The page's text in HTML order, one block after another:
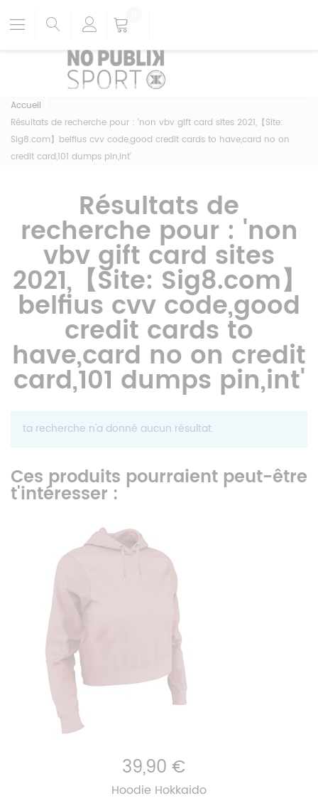
Accueil
Résultats de recherche pour : 'non vbv gift card sites 2021,【Site:
Sig8.com】belfius cvv code,good credit cards to have,card no on
credit card,101 dumps pin,int'
Résultats de
recherche pour : 'non
vbv gift card sites
2021,【Site: Sig8.com】
belfius cvv code,good
credit cards to
have,card no on credit
card,101 dumps pin,int'
ta recherche n'a donné aucun résultat.
Ces produits pourraient peut-être
t'intéresser :
39,90 €
Hoodie Hokkaido